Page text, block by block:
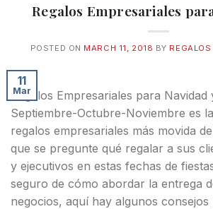
Regalos Empresariales
POSTED ON MARCH 11, 2018 BY
11
Mar
Regalos Empresariales para
Septiembre-Octubre-Noviembre es
regalos empresariales más movida
que se pregunte qué regalar a sus
y ejecutivos en estas fechas de
seguro de cómo abordar la entrega
negocios, aquí hay algunos